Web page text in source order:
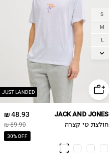
JUST LANDED
S
M
L
XL
48.93 ₪
69.90 ₪
30% OFF
JACK AND JONES
חולצת טי קצרה